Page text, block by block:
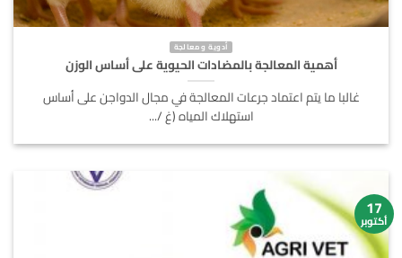
أدوية و معالجة
أهمية المعالجة بالمضادات الحيوية على أساس الوزن
غالبا ما يتم اعتماد جرعات المعالجة في مجال الدواجن على أساس
استهلاك المياه (غ /...
17
أكتوبر